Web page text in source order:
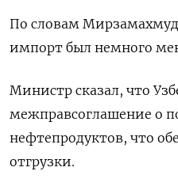
По словам
импорт был немного
Министр сказал, что
межправсоглашение о
нефтепродуктов, что
отгрузки.